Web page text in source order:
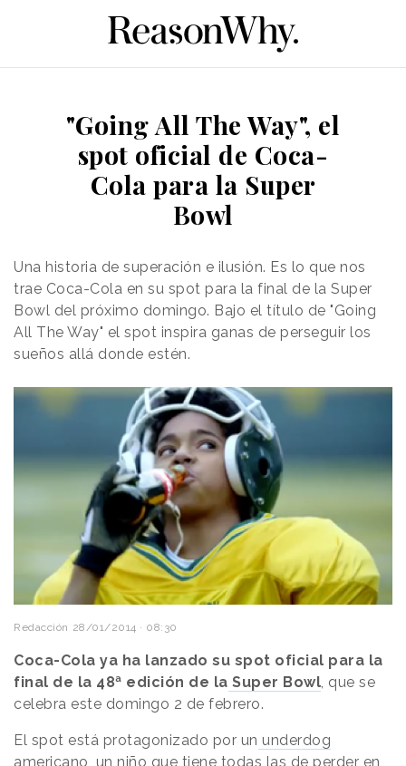
"Going All The Way", el
spot oficial de Coca-
Cola para la Super
Bowl
Una historia de superación e ilusión. Es lo que nos
trae Coca-Cola en su spot para la final de la Super
Bowl del próximo domingo. Bajo el título de "Going
All The Way" el spot inspira ganas de perseguir los
sueños allá donde estén.
Redacción 28/01/2014 · 08:30
Coca-Cola ya ha lanzado su spot oficial para la
final de la 48ª edición de la Super Bowl, que se
celebra este domingo 2 de febrero.
El spot está protagonizado por un underdog
americano, un niño que tiene todas las de perder en